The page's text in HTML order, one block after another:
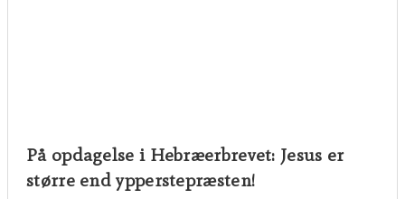
På opdagelse i Hebræerbrevet: Jesus er
større end ypperstepræsten!